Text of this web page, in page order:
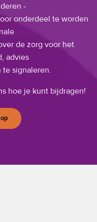
-
onderdeel te worden
de zorg voor het
advies
signaleren.
hoe je kunt bijdragen!